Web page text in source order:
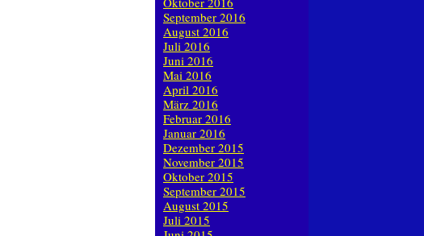
September 2016
August 2016
Juli 2016
Juni 2016
Mai 2016
April 2016
März 2016
Februar 2016
Januar 2016
Dezember 2015
November 2015
Oktober 2015
September 2015
August 2015
Juli 2015